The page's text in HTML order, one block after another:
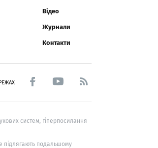
Відео
Журнали
Контакти
систем, гіперпосилання
підлягають подальшому